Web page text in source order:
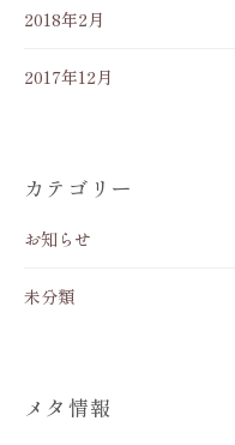
2018年2月
2017年12月
カテゴリー
お知らせ
未分類
メタ情報